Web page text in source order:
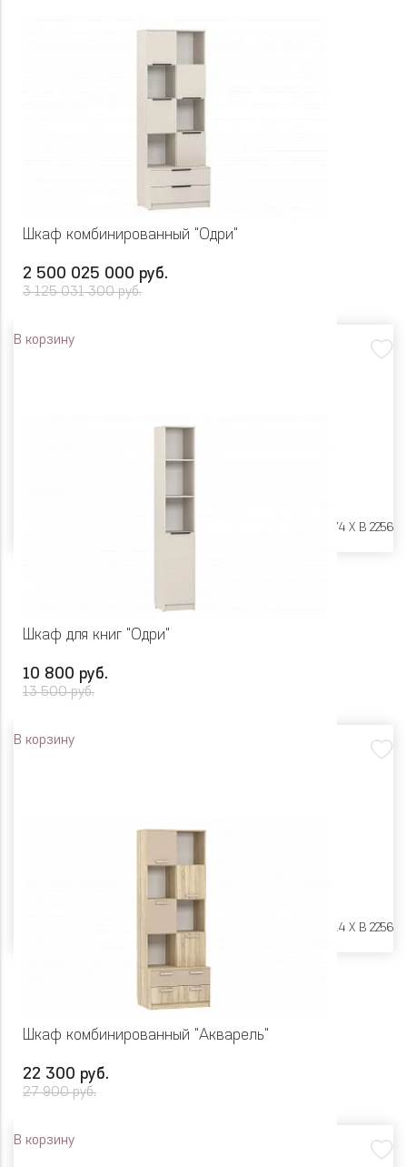
Шкаф комбинированный "Одри"
2 500 025 000 руб.
3 125 031 300 руб.
В корзину
Ш 802 X Г 574 X В 2256
Шкаф для книг "Одри"
10 800 руб.
13 500 руб.
В корзину
Ш 402 X Г 414 X В 2256
Шкаф комбинированный "Акварель"
22 300 руб.
27 900 руб.
В корзину